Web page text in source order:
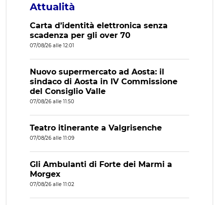
Attualità
Carta d’identità elettronica senza
scadenza per gli over 70
07/08/26 alle 12:01
Nuovo supermercato ad Aosta: il
sindaco di Aosta in IV Commissione
del Consiglio Valle
07/08/26 alle 11:50
Teatro itinerante a Valgrisenche
07/08/26 alle 11:09
Gli Ambulanti di Forte dei Marmi a
Morgex
07/08/26 alle 11:02